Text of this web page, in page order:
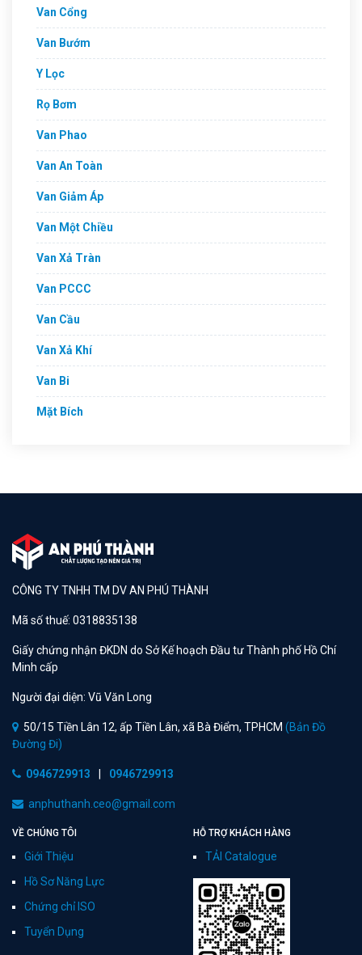
Van Cổng
Van Bướm
Y Lọc
Rọ Bơm
Van Phao
Van An Toàn
Van Giảm Áp
Van Một Chiều
Van Xả Tràn
Van PCCC
Van Cầu
Van Xả Khí
Van Bi
Mặt Bích
CÔNG TY TNHH TM DV AN PHÚ THÀNH
Mã số thuế: 0318835138
Giấy chứng nhận ĐKDN do Sở Kế hoạch Đầu tư Thành phố Hồ Chí
Minh cấp
Người đại diện: Vũ Văn Long
50/15 Tiền Lân 12, ấp Tiền Lân, xã Bà Điểm, TPHCM (Bản Đồ
Đường Đi)
0946729913 0946729913
anphuthanh.ceo@gmail.com
VỀ CHÚNG TÔI
Giới Thiệu
Hồ Sơ Năng Lực
Chứng chỉ ISO
Tuyển Dụng
HỖ TRỢ KHÁCH HÀNG
TẢI Catalogue